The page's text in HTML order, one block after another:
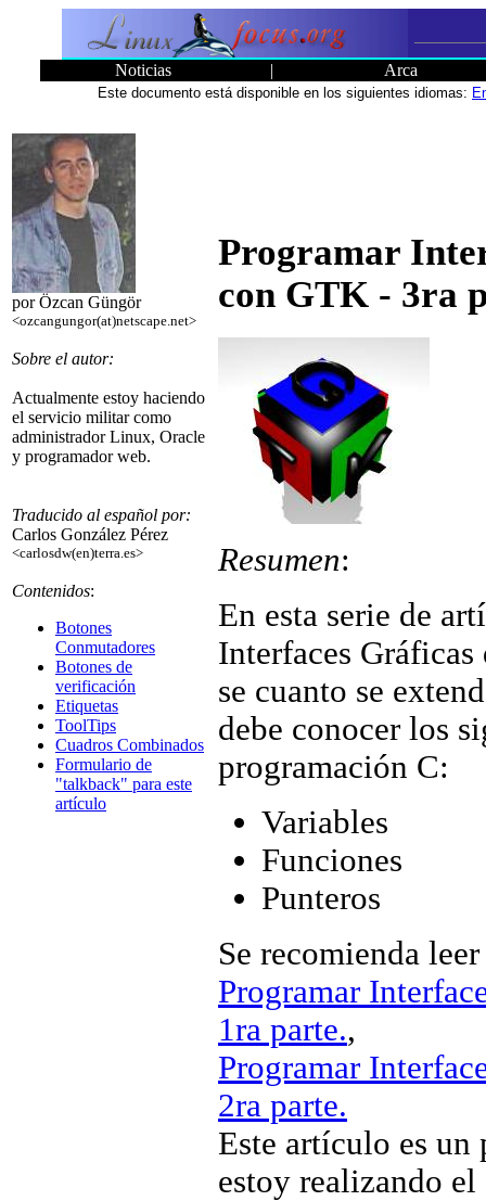
Noticias | Arca
Este documento está disponible en los siguientes idiomas:
por Özcan Güngör
<ozcangungor(at)netscape.net>
Sobre el autor:
Actualmente estoy haciendo
el servicio militar como
administrador Linux, Oracle
y programador web.
Traducido al español por:
Carlos González Pérez
<carlosdw(en)terra.es>
Contenidos:
Botones
Conmutadores
Botones de
verificación
Etiquetas
ToolTips
Cuadros Combinados
Formulario de
"talkback" para este
artículo
Programar
con GTK - 3ra
Resumen:
En esta serie de
Interfaces
se cuanto se
debe conocer los
programación C:
Variables
Funciones
Punteros
Se recomienda
Programar
1ra parte.,
Programar
2ra parte.
Este artículo es un
estoy realizando